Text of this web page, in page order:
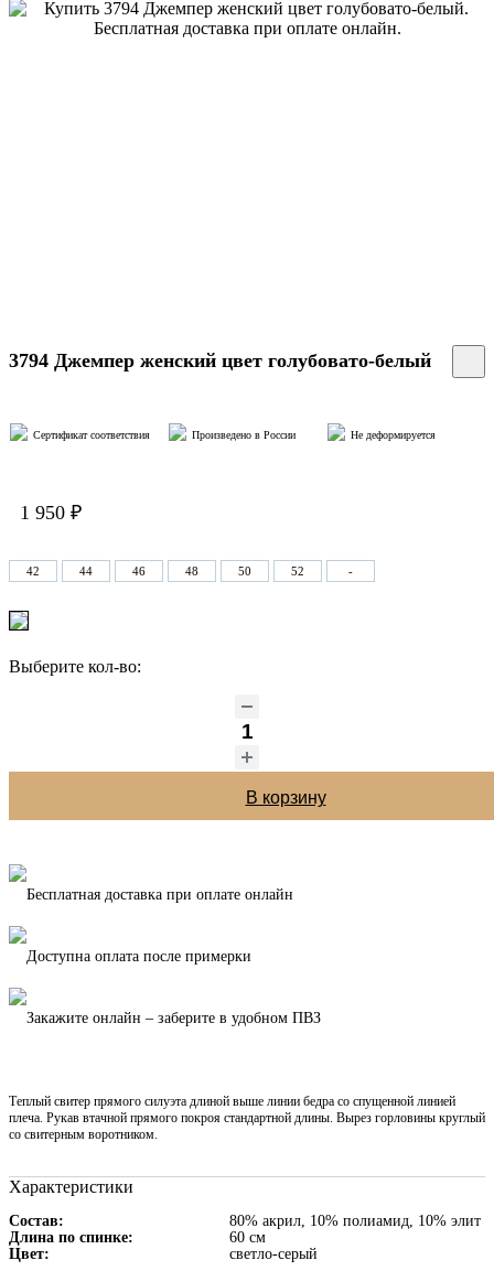
3794 Джемпер женский цвет голубовато-белый
Сертификат соответствия Произведено в России Не деформируется
1 950 ₽
42 44 46 48 50 52 -
Выберите кол-во:
В корзину
Бесплатная доставка при оплате онлайн
Доступна оплата после примерки
Закажите онлайн – заберите в удобном ПВЗ
Теплый свитер прямого силуэта длиной выше линии бедра со спущенной линией
плеча. Рукав втачной прямого покроя стандартной длины. Вырез горловины круглый
со свитерным воротником.
Характеристики
Состав
80% акрил, 10% полиамид, 10% элит
Длина по спинке
60 см
Цвет
светло-серый